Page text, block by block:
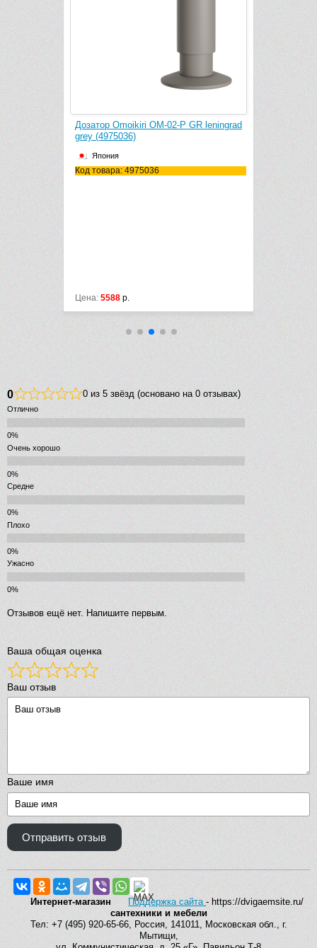
Дозатор Omoikiri OM-02-P GR leningrad
grey (4975036)
Япония
Код товара: 4975036
Цена: 5588 р.
0 0 из 5 звёзд (основано на 0 отзывах)
Отлично
Очень хорошо
Средне
Плохо
Ужасно
Отзывов ещё нет. Напишите первым.
Ваша общая оценка
Ваш отзыв
Ваше имя
Отправить отзыв
Поддержка сайта- https://dvigaemsite.ru/
Интернет-магазин
сантехники и мебели
Тел: +7 (495) 920-65-66, Россия, 141011, Московская обл., г.
Мытищи,